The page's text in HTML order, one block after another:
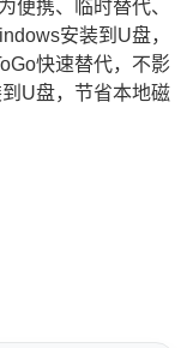
便携、临时替代、
安装到U盘，
快速替代，不影
U盘，节省本地磁